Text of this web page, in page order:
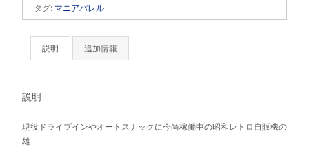
2025
タグ: マニアパレル
説明 追加情報
説明
現役ドライブインやオートスナックに今尚稼働中の昭和レトロ自販機の
雄